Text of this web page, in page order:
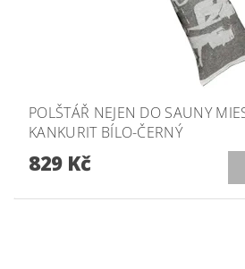
POLŠTÁŘ NEJEN DO SAUNY
KANKURIT BÍLO-ČERNÝ
829 Kč